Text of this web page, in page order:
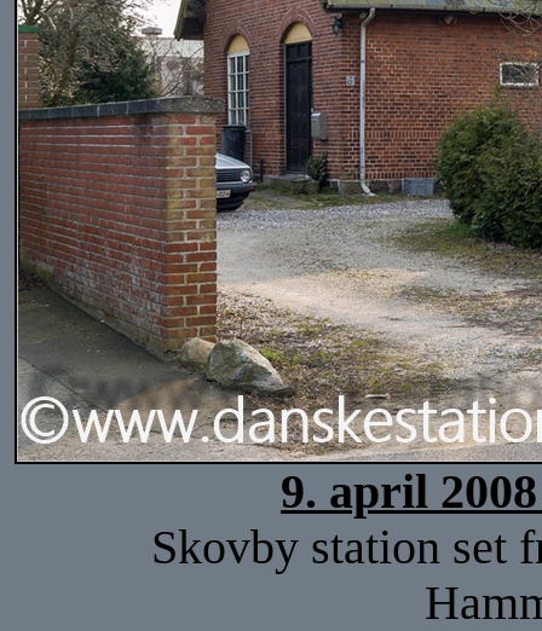
9. april
Skovby station set